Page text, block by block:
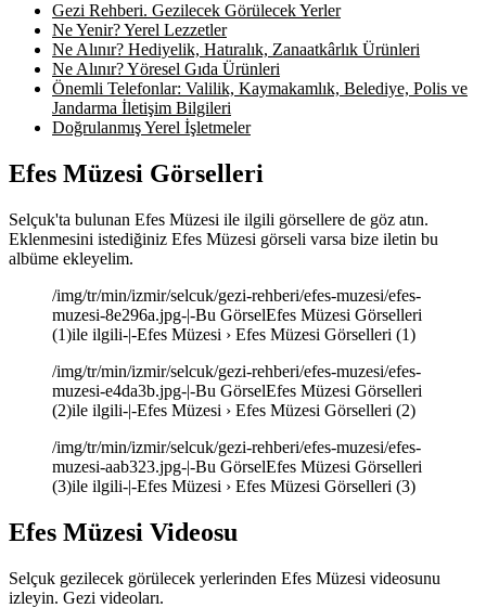
Gezi Rehberi. Gezilecek Görülecek Yerler
Ne Yenir? Yerel Lezzetler
Ne Alınır? Hediyelik, Hatıralık, Zanaatkârlık Ürünleri
Ne Alınır? Yöresel Gıda Ürünleri
Önemli Telefonlar: Valilik, Kaymakamlık, Belediye, Polis ve
Jandarma İletişim Bilgileri
Doğrulanmış Yerel İşletmeler
Efes Müzesi Görselleri
Selçuk'ta bulunan Efes Müzesi ile ilgili görsellere de göz atın.
Eklenmesini istediğiniz Efes Müzesi görseli varsa bize iletin bu
albüme ekleyelim.
/img/tr/min/izmir/selcuk/gezi-rehberi/efes-muzesi/efes-
muzesi-8e296a.jpg-|-Bu GörselEfes Müzesi Görselleri
(1)ile ilgili-|-Efes Müzesi › Efes Müzesi Görselleri (1)
/img/tr/min/izmir/selcuk/gezi-rehberi/efes-muzesi/efes-
muzesi-e4da3b.jpg-|-Bu GörselEfes Müzesi Görselleri
(2)ile ilgili-|-Efes Müzesi › Efes Müzesi Görselleri (2)
/img/tr/min/izmir/selcuk/gezi-rehberi/efes-muzesi/efes-
muzesi-aab323.jpg-|-Bu GörselEfes Müzesi Görselleri
(3)ile ilgili-|-Efes Müzesi › Efes Müzesi Görselleri (3)
Efes Müzesi Videosu
Selçuk gezilecek görülecek yerlerinden Efes Müzesi videosunu
izleyin. Gezi videoları.